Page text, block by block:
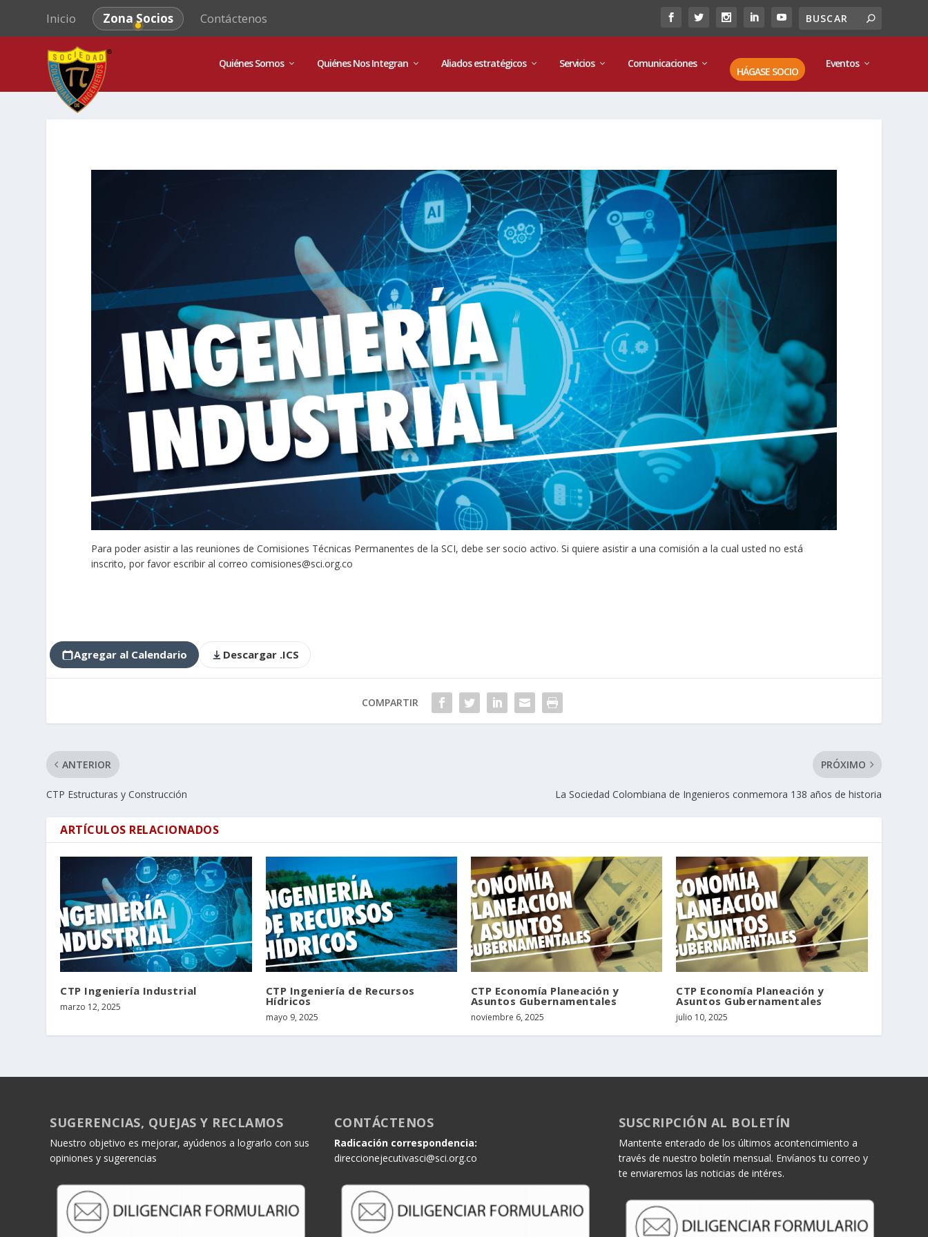
Inicio Zona Socios Contáctenos
Quiénes Somos Quiénes Nos Integran Aliados estratégicos Servicios Comunicaciones
HÁGASE SOCIO
Eventos
Para poder asistir a las reuniones de Comisiones Técnicas Permanentes de la SCI, debe ser socio activo. Si quiere asistir a una comisión a la cual usted no está
inscrito, por favor escribir al correo comisiones@sci.org.co
Agregar al Calendario Descargar .ICS
COMPARTIR
ANTERIOR
CTP Estructuras y Construcción
PRÓXIMO
La Sociedad Colombiana de Ingenieros conmemora 138 años de historia
ARTÍCULOS RELACIONADOS
CTP Ingeniería Industrial
marzo 12, 2025
CTP Ingeniería de Recursos
Hídricos
mayo 9, 2025
CTP Economía Planeación y
Asuntos Gubernamentales
noviembre 6, 2025
CTP Economía Planeación y
Asuntos Gubernamentales
julio 10, 2025
SUGERENCIAS, QUEJAS Y RECLAMOS
Nuestro objetivo es mejorar, ayúdenos a lograrlo con sus
opiniones y sugerencias
CONTÁCTENOS
Radicación correspondencia:
direccionejecutivasci@sci.org.co
SUSCRIPCIÓN AL BOLETÍN
Mantente enterado de los últimos acontencimiento a
través de nuestro boletín mensual. Envíanos tu correo y
te enviaremos las noticias de intéres.